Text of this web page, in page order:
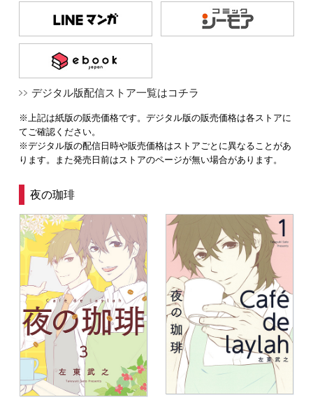
デジタル版配信ストア一覧はコチラ
※上記は紙版の販売価格です。デジタル版の販売価格は各ストアに
てご確認ください。
※デジタル版の配信日時や販売価格はストアごとに異なることがあ
ります。また発売日前はストアのページが無い場合があります。
夜の珈琲